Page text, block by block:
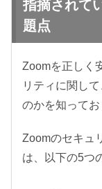
指摘されて
題点
Zoomを正しく
リティに関し
のかを知ってお
Zoomのセキュ
は、以下の5つ